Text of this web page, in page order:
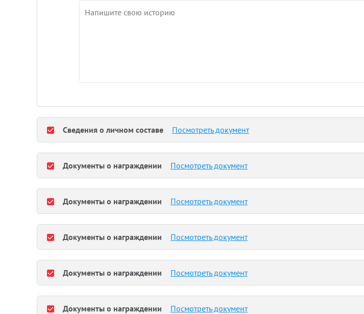
Сведения о личном составе Посмотреть документ
Документы о награждении Посмотреть документ
Документы о награждении Посмотреть документ
Документы о награждении Посмотреть документ
Документы о награждении Посмотреть документ
Документы о награждении Посмотреть документ